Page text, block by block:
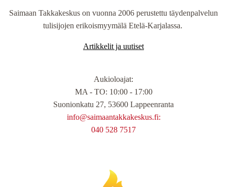
Saimaan Takkakeskus on vuonna 2006 perustettu täydenpalvelun
tulisijojen erikoismyymälä Etelä-Karjalassa.
Artikkelit ja uutiset
Aukioloajat:
MA - TO: 10:00 - 17:00
Suonionkatu 27, 53600 Lappeenranta
info@saimaantakkakeskus.fi:
040 528 7517